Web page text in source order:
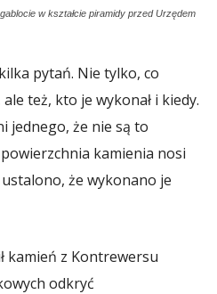
w kształcie piramidy przed Urzędem
pytań. Nie tylko, co
też, kto je wykonał i kiedy.
jednego, że nie są to
powierzchnia kamienia nosi
że wykonano je
kamień z Kontrewersu
odkryć